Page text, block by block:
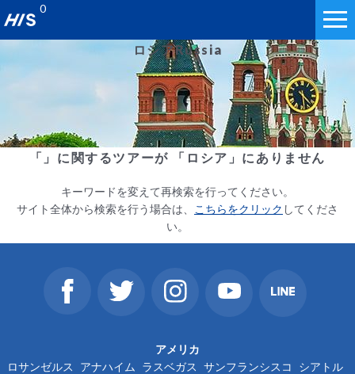
0
ロシアRussia
「」に関するツアーが 「ロシア」にありません
キーワードを変えて再検索を行ってください。
サイト全体から検索を行う場合は、
こちらをクリック してくださ
い。
アメリカ
ロサンゼルス
アナハイム ラスベガス サンフランシスコ
シアトル